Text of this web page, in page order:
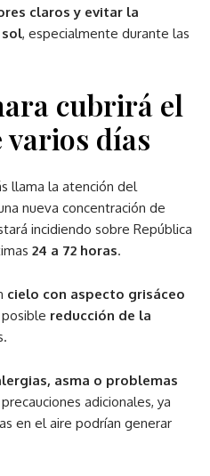
claros y evitar la
, especialmente durante las
cubrirá el
días
llama la atención del
nueva concentración de
incidiendo sobre República
24 a 72 horas.
cielo con aspecto grisáceo
reducción de la
asma o problemas
adicionales, ya
en el aire podrían generar